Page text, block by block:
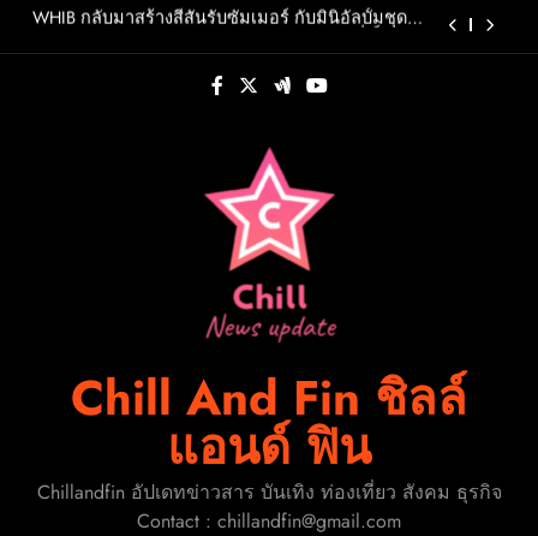
Skipตนที่เป็นเอกลักษณ์ของตัวเอง
ถอดรหัส AI ประเทศไทย จะเปลี่ยนจาก “ผู้สร้าง” สู่
OMODA & JAECOO ประกาศทิศทางธุรกิจครึ่งปีหลัง
ชูกลยุทธ์การเป็น REEV Pioneer ในตลาดไทยพร้อม
ใหม่สุดสตรอง “G.O.A.T”รวมพลังสองศิลปินแถวหน้า
สร้างปรากฏการณ์ใหม่แห่งวงการเพลงอาเซียน
WHIB กลับมาสร้างสีสันรับซัมเมอร์ กับมินิอัลบั้มชุดที่
2 CHERRY PIEพร้อมออกเดินทางค้นหาสีสันที่เป็นตัว
ตนที่เป็นเอกลักษณ์ของตัวเอง
ถอดรหัส AI ประเทศไทย จะเปลี่ยนจาก “ผู้สร้าง” สู่
OMODA & JAECOO ประกาศทิศทางธุรกิจครึ่งปีหลัง
ชูกลยุทธ์การเป็น REEV Pioneer ในตลาดไทยพร้อม
ต่อยอดความสำเร็จครึ่งปีแรกด้วยแคมเปญ “Right
Chill And Fin ชิลล์
แอนด์ ฟิน
Chillandfin อัปเดทข่าวสาร บันเทิง ท่องเที่ยว สังคม ธุรกิจ
Contact : chillandfin@gmail.com